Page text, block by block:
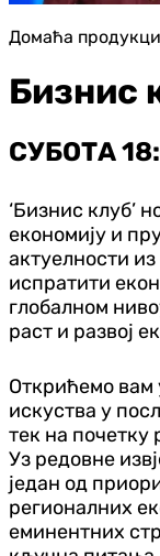
Домаћа
Бизнис
СУБОТА
‘Бизнис клуб’
економију и
актуелности
испратити
глобалном
раст и развој
Открићемо вам
искуства у
тек на почетку
Уз редовне
један од
регионалних
еминентних